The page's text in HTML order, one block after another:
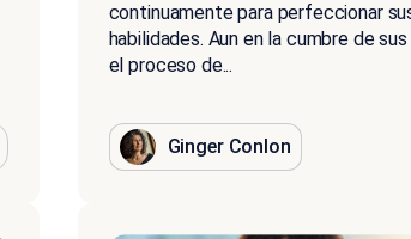
continuamente para perfeccionar
habilidades. Aun en la cumbre de
el proceso de...
Ginger Conlon